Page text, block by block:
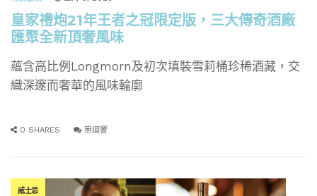
皇家禮炮21年王者之冠限定版，三大傳奇酒廠
匯聚全新頂奢風味
蘊含高比例Longmorn及初次填裝雪莉桶珍稀酒藏，交
織深邃而奢華的風味輪廓
0 SHARES 無迴響
威士忌